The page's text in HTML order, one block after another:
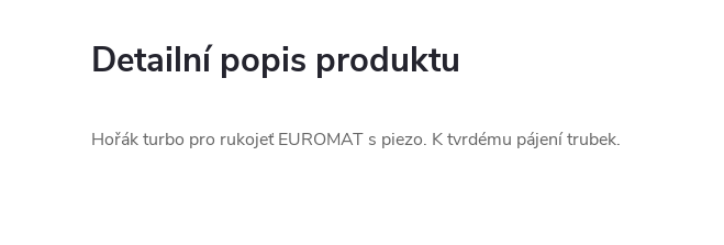
Detailní popis produktu
Hořák turbo pro rukojeť EUROMAT s piezo. K tvrdému pájení trubek.